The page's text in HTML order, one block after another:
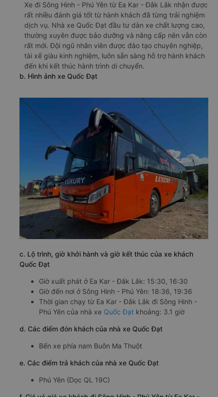
Xe đi Sông Hinh - Phú Yên từ Ea Kar - Đắk Lắk nhận được
rất nhiều đánh giá tốt từ hành khách đã từng trải nghiệm
dịch vụ. Nhà xe Quốc Đạt đầu tư dàn xe chất lượng cao,
thường xuyên được bảo dưỡng và nâng cấp nên vẫn còn
rất mới. Đội ngũ nhân viên được đào tạo chuyên nghiệp,
tài xế giàu kinh nghiệm, luôn sẵn sàng hỗ trợ hành khách
đến khi kết thúc hành trình di chuyển.
b. Hình ảnh xe Quốc Đạt
c. Lộ trình, giờ khởi hành và giờ kết thúc của xe khách
Quốc Đạt
Giờ xuất phát ở Ea Kar - Đắk Lắk: 15:30, 16:30
Giờ đến nơi ở Sông Hinh - Phú Yên: 18:36, 19:36
Thời gian chạy từ Ea Kar - Đắk Lắk đi Sông Hinh -
Phú Yên của nhà xe Quốc Đạt khoảng: 3.1 giờ
d. Các điểm đón khách của nhà xe Quốc Đạt
Bến xe phía nam Buôn Ma Thuột
e. Các điểm trả khách của nhà xe Quốc Đạt
Phú Yên (Dọc QL 19C)